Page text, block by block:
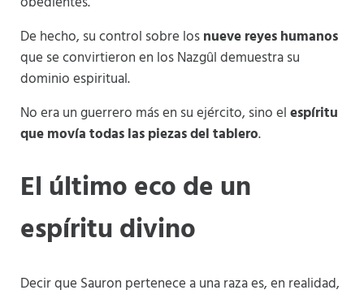
De hecho, su control sobre losnueve reyes humanos
que se convirtieron en los Nazgûl demuestra su
dominio espiritual.
No era un guerrero más en su ejército, sino elespíritu
que movía todas las piezas del tablero.
El último eco de un
espíritu divino
Decir que Sauron pertenece a una raza es, en realidad,